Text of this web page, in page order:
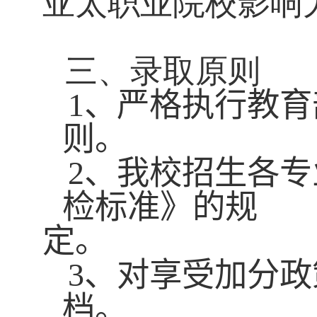
三、录取原则
1、 严格执行教
则。
2、 我校招生各
检标准》的规
定。
3、 对享受加分
档。